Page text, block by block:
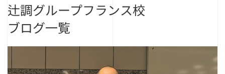
辻調グループフランス校
ブログ一覧